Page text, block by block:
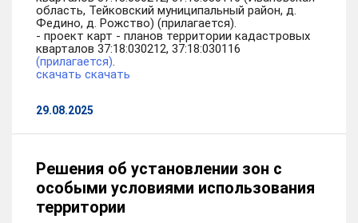
область, Тейковский муниципальный район, д.
Федино, д. Рожство) (прилагается).
- проект карт - планов территории кадастровых
кварталов 37:18:030212, 37:18:030116
(прилагается).
скачать скачать
29.08.2025
Решения об установлении зон с
особыми условиями использования
территории